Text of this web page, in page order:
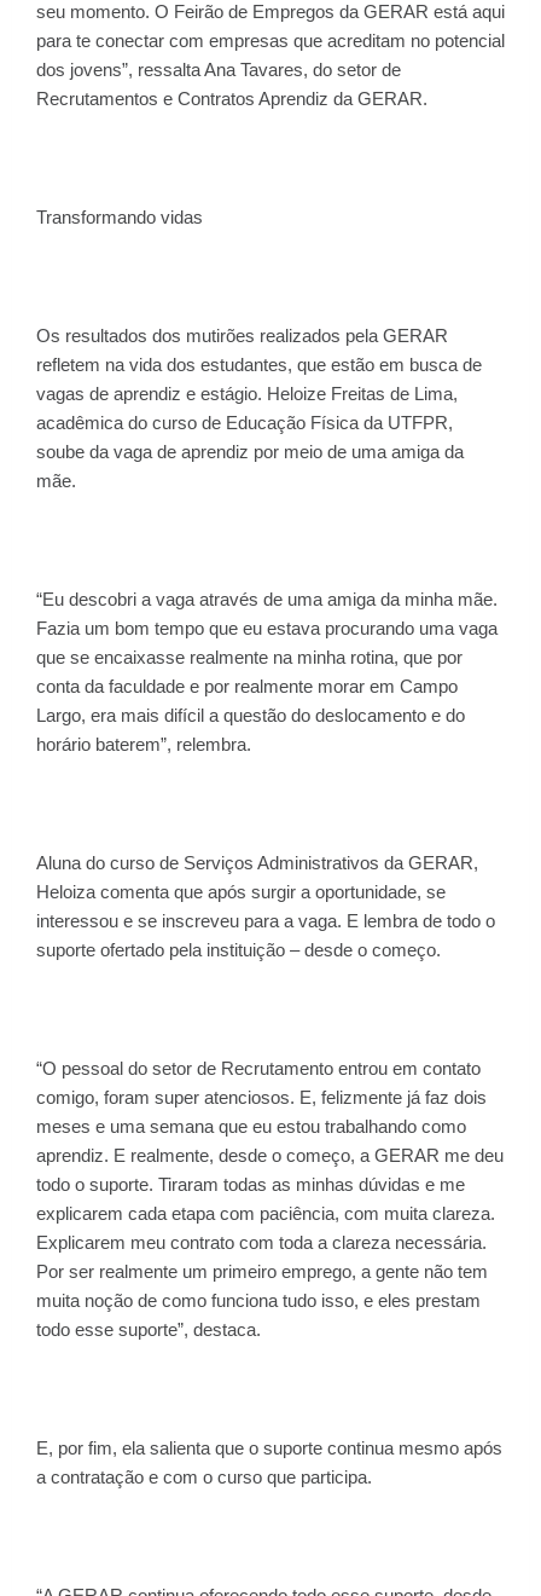
seu momento. O Feirão de Empregos da GERAR está aqui
para te conectar com empresas que acreditam no potencial
dos jovens”, ressalta Ana Tavares, do setor de
Recrutamentos e Contratos Aprendiz da GERAR.
Transformando vidas
Os resultados dos mutirões realizados pela GERAR
refletem na vida dos estudantes, que estão em busca de
vagas de aprendiz e estágio. Heloize Freitas de Lima,
acadêmica do curso de Educação Física da UTFPR,
soube da vaga de aprendiz por meio de uma amiga da
mãe.
“Eu descobri a vaga através de uma amiga da minha mãe.
Fazia um bom tempo que eu estava procurando uma vaga
que se encaixasse realmente na minha rotina, que por
conta da faculdade e por realmente morar em Campo
Largo, era mais difícil a questão do deslocamento e do
horário baterem”, relembra.
Aluna do curso de Serviços Administrativos da GERAR,
Heloiza comenta que após surgir a oportunidade, se
interessou e se inscreveu para a vaga. E lembra de todo o
suporte ofertado pela instituição – desde o começo.
“O pessoal do setor de Recrutamento entrou em contato
comigo, foram super atenciosos. E, felizmente já faz dois
meses e uma semana que eu estou trabalhando como
aprendiz. E realmente, desde o começo, a GERAR me deu
todo o suporte. Tiraram todas as minhas dúvidas e me
explicarem cada etapa com paciência, com muita clareza.
Explicarem meu contrato com toda a clareza necessária.
Por ser realmente um primeiro emprego, a gente não tem
muita noção de como funciona tudo isso, e eles prestam
todo esse suporte”, destaca.
E, por fim, ela salienta que o suporte continua mesmo após
a contratação e com o curso que participa.